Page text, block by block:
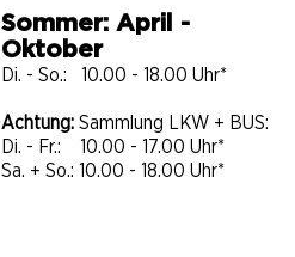
Sommer: April -
Oktober
Di. - So.: 10.00 - 18.00 Uhr*
Achtung: Sammlung LKW + BUS:
Di. - Fr.: 10.00 - 17.00 Uhr*
Sa. + So.: 10.00 - 18.00 Uhr*